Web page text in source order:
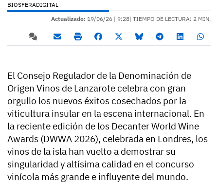
BIOSFERADIGITAL
Actualizado: 19/06/26 | 9:28| TIEMPO DE LECTURA: 2 MIN.
El Consejo Regulador de la Denominación de
Origen Vinos de Lanzarote celebra con gran
orgullo los nuevos éxitos cosechados por la
viticultura insular en la escena internacional. En
la reciente edición de los Decanter World Wine
Awards (DWWA 2026), celebrada en Londres, los
vinos de la isla han vuelto a demostrar su
singularidad y altísima calidad en el concurso
vinícola más grande e influyente del mundo.